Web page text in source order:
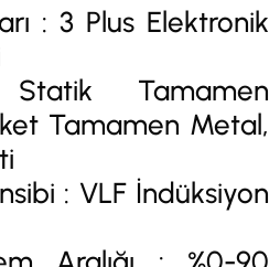
: 3 Plus Elektronik
Statik Tamamen
Tamamen Metal,
: VLF İndüksiyon